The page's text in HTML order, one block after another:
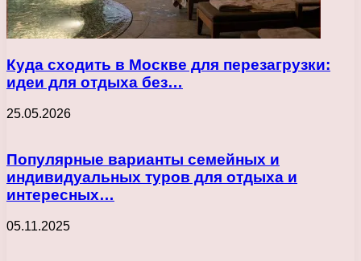
Куда сходить в Москве для перезагрузки:
идеи для отдыха без…
25.05.2026
Популярные варианты семейных и
индивидуальных туров для отдыха и
интересных…
05.11.2025